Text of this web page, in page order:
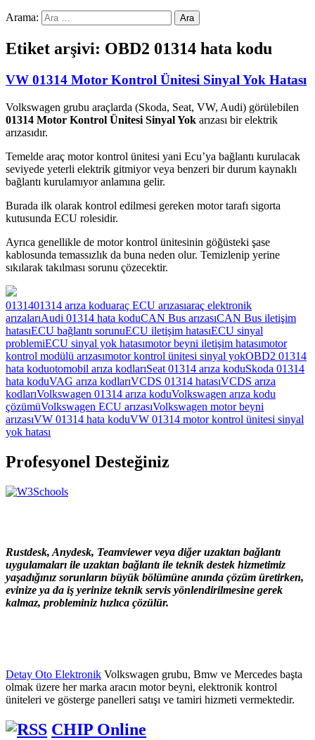
Arama:
Etiket arşivi: OBD2 01314 hata kodu
VW 01314 Motor Kontrol Ünitesi Sinyal Yok Hatası
Volkswagen grubu araçlarda (Skoda, Seat, VW, Audi) görülebilen
01314 Motor Kontrol Ünitesi Sinyal Yok arızası bir elektrik
arızasıdır.
Temelde araç motor kontrol ünitesi yani Ecu’ya bağlantı kurulacak
seviyede yeterli elektrik gitmiyor veya benzeri bir durum kaynaklı
bağlantı kurulamıyor anlamına gelir.
Burada ilk olarak kontrol edilmesi gereken motor tarafı sigorta
kutusunda ECU rolesidir.
Ayrıca genellikle de motor kontrol ünitesinin göğüsteki şase
kablosunda temassızlık da buna neden olur. Temizlenip yerine
sıkılarak takılması sorunu çözecektir.
0131401314 arıza koduaraç ECU arızasıaraç elektronik
arızalarıAudi 01314 hata koduCAN Bus arızasıCAN Bus iletişim
hatasıECU bağlantı sorunuECU iletişim hatasıECU sinyal
problemiECU sinyal yok hatasımotor beyni iletişim hatasımotor
kontrol modülü arızasımotor kontrol ünitesi sinyal yokOBD2 01314
hata koduotomobil arıza kodlarıSeat 01314 arıza koduSkoda 01314
hata koduVAG arıza kodlarıVCDS 01314 hatasıVCDS arıza
kodlarıVolkswagen 01314 arıza koduVolkswagen arıza kodu
çözümüVolkswagen ECU arızasıVolkswagen motor beyni
arızasıVW 01314 hata koduVW 01314 motor kontrol ünitesi sinyal
yok hatası
Profesyonel Desteğiniz
Rustdesk, Anydesk, Teamviewer veya diğer uzaktan bağlantı
uygulamaları ile uzaktan bağlantı ile teknik destek hizmetimiz
yaşadığınız sorunların büyük bölümüne anında çözüm üretirken,
evinize ya da iş yerinize teknik servis yönlendirilmesine gerek
kalmaz, probleminiz hızlıca çözülür.
Detay Oto Elektronik Volkswagen grubu, Bmw ve Mercedes başta
olmak üzere her marka aracın motor beyni, elektronik kontrol
üniteleri ve gösterge panelleri satışı ve tamiri hizmeti vermektedir.
CHIP Online